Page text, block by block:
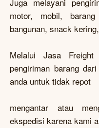
motor, mobil,
bangunan, snack
Melalui Jasa Freight
pengiriman barang
anda untuk tidak repot
mengantar atau
ekspedisi karena kami